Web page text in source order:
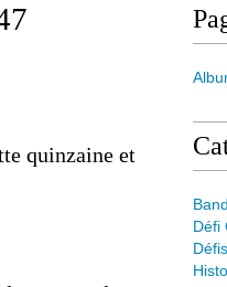
quinzaine et
Défi
Défis